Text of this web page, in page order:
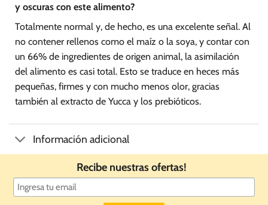
y oscuras con este alimento?
Totalmente normal y, de hecho, es una excelente señal. Al
no contener rellenos como el maíz o la soya, y contar con
un 66% de ingredientes de origen animal, la asimilación
del alimento es casi total. Esto se traduce en heces más
pequeñas, firmes y con mucho menos olor, gracias
también al extracto de Yucca y los prebióticos.
Información adicional
Recibe nuestras ofertas!